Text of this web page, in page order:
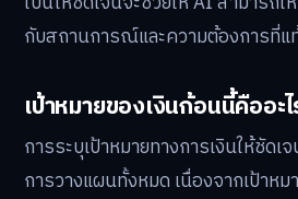
กับสถานการณ์และความต้องการที่แ
เป้าหมายของเงินก้อนนี้คืออะไ
การระบุเป้าหมายทางการเงินให้ชัดเ
การวางแผนทั้งหมด เนื่องจากเป้าห